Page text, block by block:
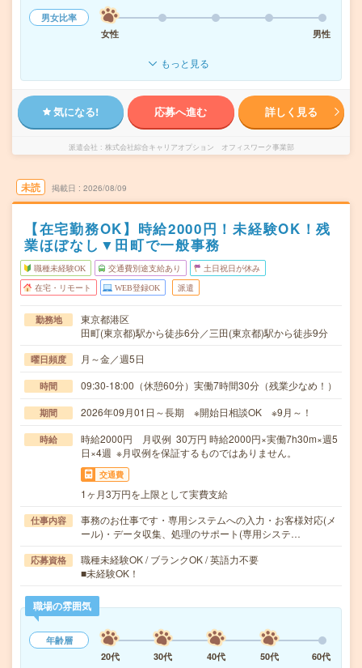
男女比率
女性
男性
もっと見る
気になる! 応募へ進む 詳しく見る
派遣会社 株式会社綜合キャリアオプション オフィスワーク事業部
未読 掲載日 2026/08/09
【在宅勤務OK】時給2000円！未経験OK！残
業ほぼなし▼田町で一般事務
職種未経験OK 交通費別途支給あり 土日祝日が休み
在宅・リモート WEB登録OK 派遣
勤務地
東京都港区
田町(東京都)駅から徒歩6分／三田(東京都)駅から徒歩9分
曜日頻度 月～金／週5日
時間 09:30-18:00（休憩60分）実働7時間30分（残業少なめ！）
期間 2026年09月01日～長期 ※開始日相談OK ※9月～！
時給
時給2000円 月収例 30万円 時給2000円×実働7h30m×週5
日×4週 ※月収例を保証するものではありません。
交通費
1ヶ月3万円を上限として実費支給
仕事内容
事務のお仕事です・専用システムへの入力・お客様対応(メ
ール)・データ収集、処理のサポート(専用システ…
応募資格
職種未経験OK / ブランクOK / 英語力不要
■未経験OK！
職場の雰囲気
年齢層
20代
30代 40代 50代 60代